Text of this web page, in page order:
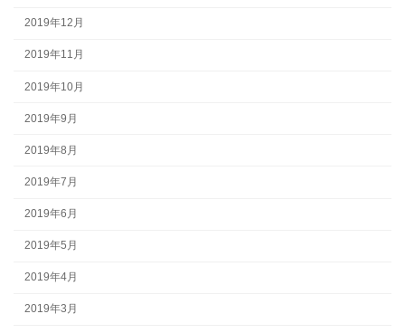
2019年12月
2019年11月
2019年10月
2019年9月
2019年8月
2019年7月
2019年6月
2019年5月
2019年4月
2019年3月